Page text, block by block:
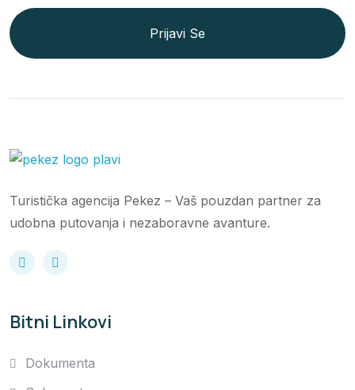
Prijavi Se
Turistička agencija Pekez – Vaš pouzdan partner za
udobna putovanja i nezaboravne avanture.
Bitni Linkovi
Dokumenta